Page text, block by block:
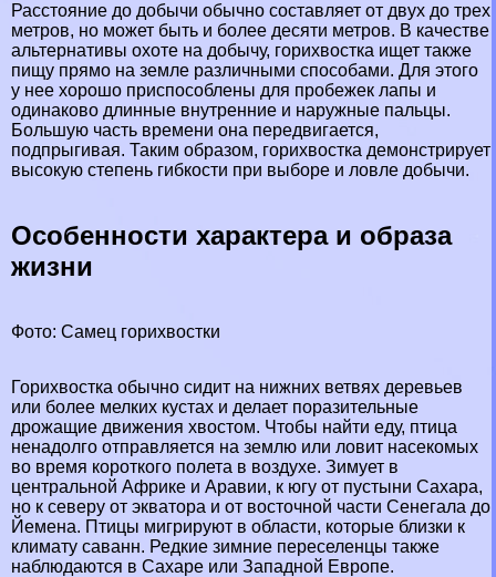
Расстояние до добычи обычно составляет от двух до трех
метров, но может быть и более десяти метров. В качестве
альтернативы охоте на добычу, горихвостка ищет также
пищу прямо на земле различными способами. Для этого
у нее хорошо приспособлены для пробежек лапы и
одинаково длинные внутренние и наружные пальцы.
Большую часть времени она передвигается,
подпрыгивая. Таким образом, горихвостка демонстрирует
высокую степень гибкости при выборе и ловле добычи.
Особенности хаpaктера и образа
жизни
Фото: Самец горихвостки
Горихвостка обычно сидит на нижних ветвях деревьев
или более мелких кустах и ​​делает поразительные
дрожащие движения хвостом. Чтобы найти еду, птица
ненадолго отправляется на землю или ловит насекомых
во время короткого полета в воздухе. Зимует в
центральной Африке и Аравии, к югу от пустыни Сахара,
но к северу от экватора и от восточной части Сенегала до
Йемена. Птицы мигрируют в области, которые близки к
климату саванн. Редкие зимние переселенцы также
наблюдаются в Сахаре или Западной Европе.